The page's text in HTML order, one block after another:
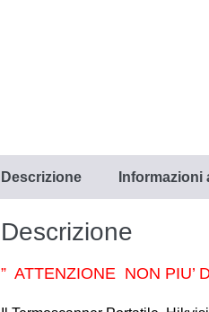
Descrizione
Descrizione
” ATTENZIONE NON PIU’